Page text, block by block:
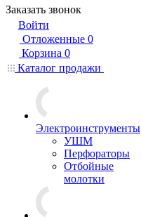
Заказать звонок
Войти
Отложенные 0
Корзина 0
Каталог продажи
Электроинструменты
УШМ
Перфораторы
Отбойные
молотки